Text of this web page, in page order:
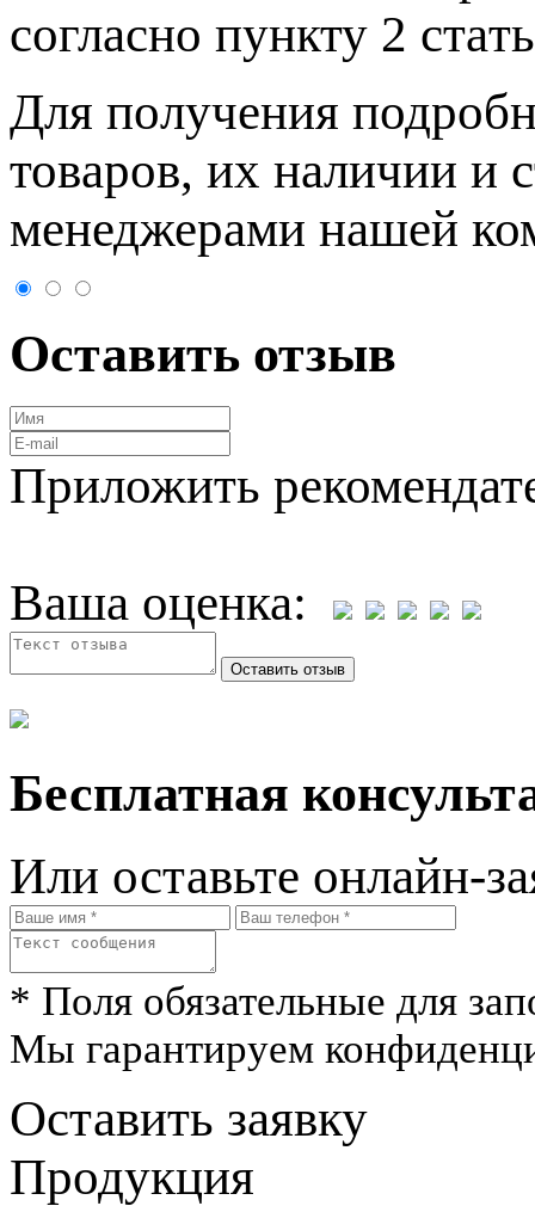
согласно пункту 2
Для пoлучения
товaров, их нaличии и
менеджерами нашей
Оставить отзыв
Приложить
Ваша оценка:
Бесплатная
Или оставьте онлайн-
* Поля обязательные для
Мы гарантируем
Оставить заявку
Продукция